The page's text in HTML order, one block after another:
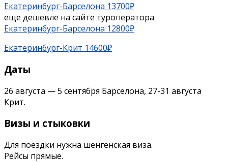
Екатеринбург-Барселона 13700₽
еще дешевле на сайте туроператора
Екатеринбург-Барселона 12800₽
Екатеринбург-Крит 14600₽
Даты
26 августа — 5 сентября Барселона, 27-31 августа
Крит.
Визы и стыковки
Для поездки нужна шенгенская виза.
Рейсы прямые.